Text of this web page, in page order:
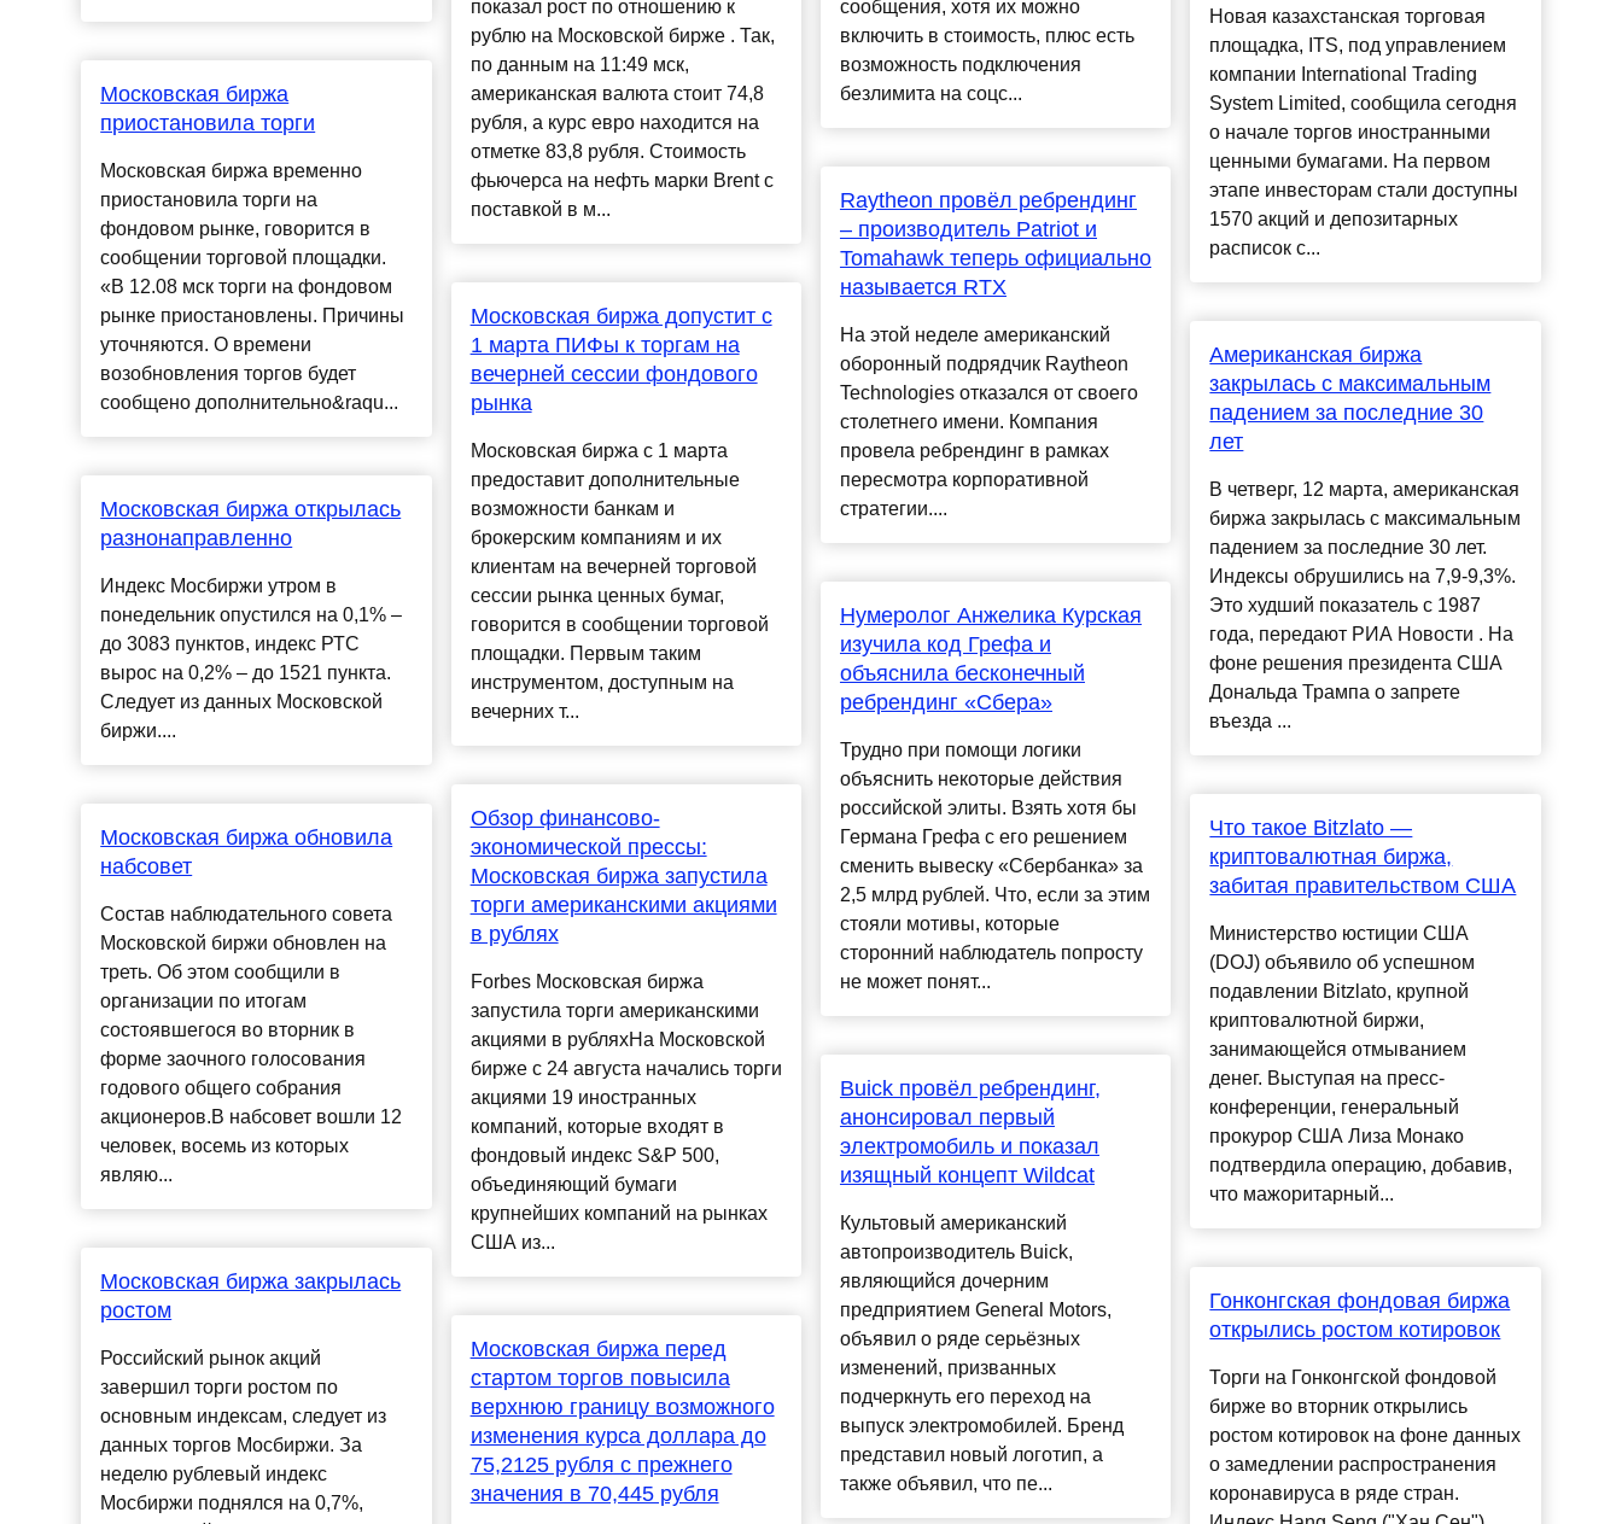
Московская биржа
приостановила торги
Московская биржа временно
приостановила торги на
фондовом рынке, говорится в
сообщении торговой площадки.
«В 12.08 мск торги на фондовом
рынке приостановлены. Причины
уточняются. О времени
возобновления торгов будет
сообщено дополнительно&raqu...
Московская биржа открылась
разнонаправленно
Индекс Мосбиржи утром в
понедельник опустился на 0,1% –
до 3083 пунктов, индекс РТС
вырос на 0,2% – до 1521 пункта.
Следует из данных Московской
биржи....
Московская биржа обновила
набсовет
Состав наблюдательного совета
Московской биржи обновлен на
треть. Об этом сообщили в
организации по итогам
состоявшегося во вторник в
форме заочного голосования
годового общего собрания
акционеров.В набсовет вошли 12
человек, восемь из которых
являю...
Московская биржа закрылась
ростом
Российский рынок акций
завершил торги ростом по
основным индексам, следует из
данных торгов Мосбиржи. За
неделю рублевый индекс
Мосбиржи поднялся на 0,7%,
показал рост по отношению к
рублю на Московской бирже . Так,
по данным на 11:49 мск,
американская валюта стоит 74,8
рубля, а курс евро находится на
отметке 83,8 рубля. Стоимость
фьючерса на нефть марки Brent с
поставкой в м...
Московская биржа допустит с
1 марта ПИФы к торгам на
вечерней сессии фондового
рынка
Московская биржа с 1 марта
предоставит дополнительные
возможности банкам и
брокерским компаниям и их
клиентам на вечерней торговой
сессии рынка ценных бумаг,
говорится в сообщении торговой
площадки. Первым таким
инструментом, доступным на
вечерних т...
Обзор финансово-
экономической прессы:
Московская биржа запустила
торги американскими акциями
в рублях
Forbes Московская биржа
запустила торги американскими
акциями в рубляхНа Московской
бирже с 24 августа начались торги
акциями 19 иностранных
компаний, которые входят в
фондовый индекс S&P 500,
объединяющий бумаги
крупнейших компаний на рынках
США из...
Московская биржа перед
стартом торгов повысила
верхнюю границу возможного
изменения курса доллара до
75,2125 рубля с прежнего
значения в 70,445 рубля
сообщения, хотя их можно
включить в стоимость, плюс есть
возможность подключения
безлимита на соцс...
Raytheon провёл ребрендинг
– производитель Patriot и
Tomahawk теперь официально
называется RTX
На этой неделе американский
оборонный подрядчик Raytheon
Technologies отказался от своего
столетнего имени. Компания
провела ребрендинг в рамках
пересмотра корпоративной
стратегии....
Нумеролог Анжелика Курская
изучила код Грефа и
объяснила бесконечный
ребрендинг «Сбера»
Трудно при помощи логики
объяснить некоторые действия
российской элиты. Взять хотя бы
Германа Грефа с его решением
сменить вывеску «Сбербанка» за
2,5 млрд рублей. Что, если за этим
стояли мотивы, которые
сторонний наблюдатель попросту
не может понят...
Buick провёл ребрендинг,
анонсировал первый
электромобиль и показал
изящный концепт Wildcat
Культовый американский
автопроизводитель Buick,
являющийся дочерним
предприятием General Motors,
объявил о ряде серьёзных
изменений, призванных
подчеркнуть его переход на
выпуск электромобилей. Бренд
представил новый логотип, а
также объявил, что пе...
Новая казахстанская торговая
площадка, ITS, под управлением
компании International Trading
System Limited, сообщила сегодня
о начале торгов иностранными
ценными бумагами. На первом
этапе инвесторам стали доступны
1570 акций и депозитарных
расписок с...
Американская биржа
закрылась с максимальным
падением за последние 30
лет
В четверг, 12 марта, американская
биржа закрылась с максимальным
падением за последние 30 лет.
Индексы обрушились на 7,9-9,3%.
Это худший показатель с 1987
года, передают РИА Новости . На
фоне решения президента США
Дональда Трампа о запрете
въезда ...
Что такое Bitzlato —
криптовалютная биржа,
забитая правительством США
Министерство юстиции США
(DOJ) объявило об успешном
подавлении Bitzlato, крупной
криптовалютной биржи,
занимающейся отмыванием
денег. Выступая на пресс-
конференции, генеральный
прокурор США Лиза Монако
подтвердила операцию, добавив,
что мажоритарный...
Гонконгская фондовая биржа
открылись ростом котировок
Торги на Гонконгской фондовой
бирже во вторник открылись
ростом котировок на фоне данных
о замедлении распространения
коронавируса в ряде стран.